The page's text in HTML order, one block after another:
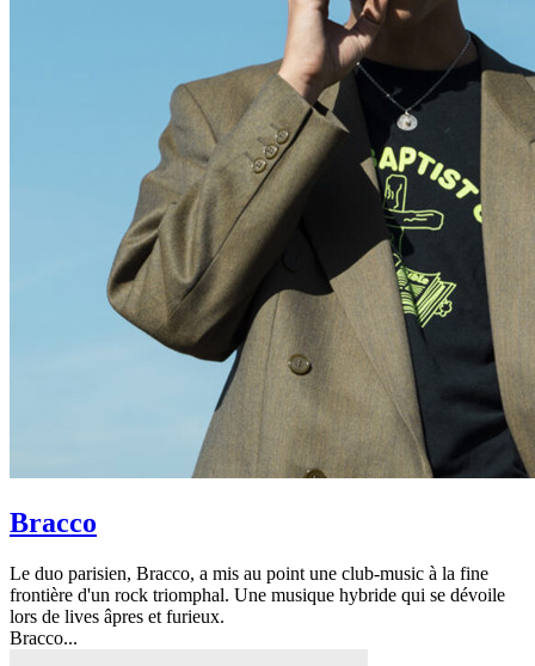
Bracco
Le duo parisien, Bracco, a mis au point une club-music à la fine
frontière d'un rock triomphal. Une musique hybride qui se dévoile
lors de lives âpres et furieux.
Bracco...